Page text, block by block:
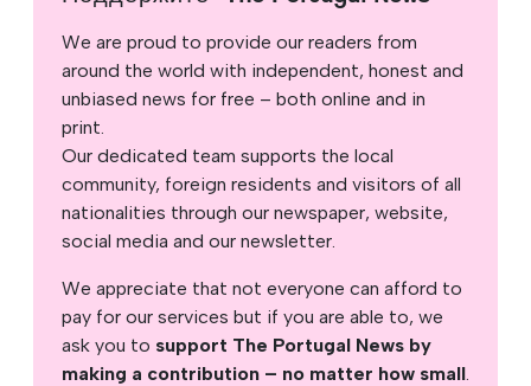
We are proud to provide our readers from
around the world with independent, honest and
unbiased news for free – both online and in
print.
Our dedicated team supports the local
community, foreign residents and visitors of all
nationalities through our newspaper, website,
social media and our newsletter.
We appreciate that not everyone can afford to
pay for our services but if you are able to, we
ask you to support The Portugal News by
making a contribution – no matter how small.